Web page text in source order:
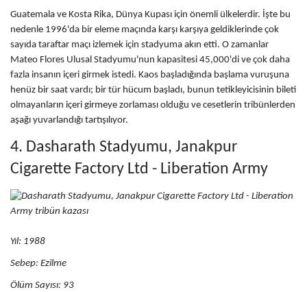
Guatemala ve Kosta Rika, Dünya Kupası için önemli ülkelerdir. İşte bu
nedenle 1996'da bir eleme maçında karşı karşıya geldiklerinde çok
sayıda taraftar maçı izlemek için stadyuma akın etti. O zamanlar
Mateo Flores Ulusal Stadyumu'nun kapasitesi 45,000'di ve çok daha
fazla insanın içeri girmek istedi. Kaos başladığında başlama vuruşuna
henüz bir saat vardı; bir tür hücum başladı, bunun tetikleyicisinin bileti
olmayanların içeri girmeye zorlaması olduğu ve cesetlerin tribünlerden
aşağı yuvarlandığı tartışılıyor.
4. Dasharath Stadyumu, Janakpur
Cigarette Factory Ltd - Liberation Army
Yıl: 1988
Sebep: Ezilme
Ölüm Sayısı: 93